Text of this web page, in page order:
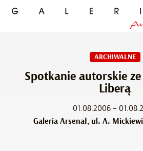
ARCHIWALNE
Spotkanie autorskie
Liberą
01.08.2006 –
Galeria Arsenał, ul. A.